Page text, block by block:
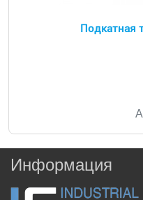
Подкатная
Информация